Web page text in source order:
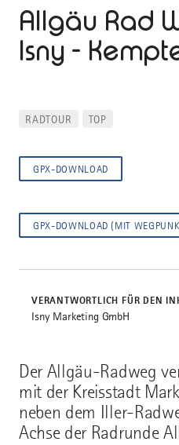
Allgäu Rad
Isny -
Der Allgäu-Radweg
mit der Kreisstadt
neben dem Iller-
Achse der Radrunde
RADTOUR TOP
GPX-DOWNLOAD
GPX-DOWNLOAD (MIT
VERANTWORTLICH FÜR DEN
Isny Marketing GmbH